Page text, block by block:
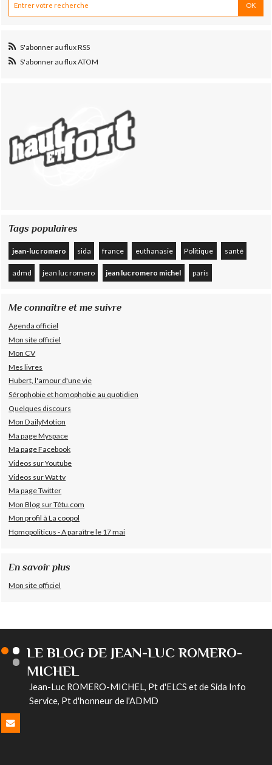
S'abonner au flux RSS
S'abonner au flux ATOM
Tags populaires
jean-luc romero sida france euthanasie Politique santé
admd jean luc romero jean luc romero michel paris
Me connaître et me suivre
Agenda officiel
Mon site officiel
Mon CV
Mes livres
Hubert, l'amour d'une vie
Sérophobie et homophobie au quotidien
Quelques discours
Mon DailyMotion
Ma page Myspace
Ma page Facebook
Videos sur Youtube
Videos sur Wat tv
Ma page Twitter
Mon Blog sur Têtu.com
Mon profil à La coopol
Homopoliticus - A paraître le 17 mai
En savoir plus
Mon site officiel
LE BLOG DE JEAN-LUC ROMERO-
MICHEL
Jean-Luc ROMERO-MICHEL, Pt d'ELCS et de Sida Info
Service, Pt d'honneur de l'ADMD